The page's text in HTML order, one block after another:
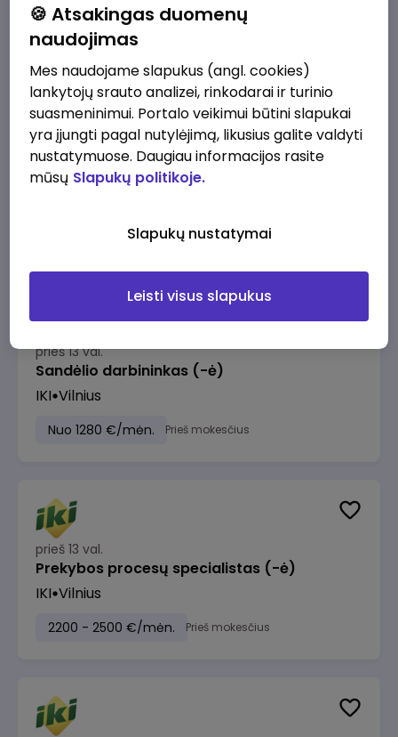
1715 - 2170 €/mėn.
prieš 13 val.
Darbo užmokesčio buhalteris(ė)
3000 - 3650 €/mėn. Prieš mokesčius
prieš 13 val.
Sandėlio darbininkas (-ė)
IKI Vilnius
Nuo 1280 €/mėn. Prieš mokesčius
prieš 13 val.
Prekybos procesų specialistas (-ė)
IKI Vilnius
2200 - 2500 €/mėn. Prieš mokesčius
🍪 Atsakingas duomenų
naudojimas
Mes naudojame slapukus (angl. cookies)
lankytojų srauto analizei, rinkodarai ir turinio
suasmeninimui. Portalo veikimui būtini slapukai
yra įjungti pagal nutylėjimą, likusius galite valdyti
nustatymuose. Daugiau informacijos rasite
mūsų Slapukų politikoje.
Slapukų nustatymai
Leisti visus slapukus